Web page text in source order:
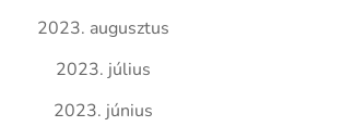
2023. augusztus
2023. július
2023. június